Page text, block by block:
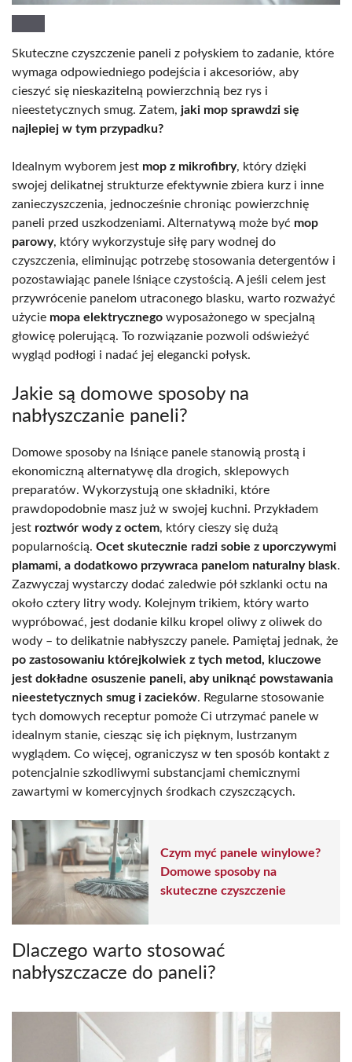
Skuteczne czyszczenie paneli z połyskiem to zadanie, które
wymaga odpowiedniego podejścia i akcesoriów, aby
cieszyć się nieskazitelną powierzchnią bez rys i
nieestetycznych smug. Zatem, jaki mop sprawdzi się
najlepiej w tym przypadku?
Idealnym wyborem jest mop z mikrofibry, który dzięki
swojej delikatnej strukturze efektywnie zbiera kurz i inne
zanieczyszczenia, jednocześnie chroniąc powierzchnię
paneli przed uszkodzeniami. Alternatywą może być mop
parowy, który wykorzystuje siłę pary wodnej do
czyszczenia, eliminując potrzebę stosowania detergentów i
pozostawiając panele lśniące czystością. A jeśli celem jest
przywrócenie panelom utraconego blasku, warto rozważyć
użycie mopa elektrycznego wyposażonego w specjalną
głowicę polerującą. To rozwiązanie pozwoli odświeżyć
wygląd podłogi i nadać jej elegancki połysk.
Jakie są domowe sposoby na
nabłyszczanie paneli?
Domowe sposoby na lśniące panele stanowią prostą i
ekonomiczną alternatywę dla drogich, sklepowych
preparatów. Wykorzystują one składniki, które
prawdopodobnie masz już w swojej kuchni. Przykładem
jest roztwór wody z octem, który cieszy się dużą
popularnością. Ocet skutecznie radzi sobie z uporczywymi
plamami, a dodatkowo przywraca panelom naturalny blask.
Zazwyczaj wystarczy dodać zaledwie pół szklanki octu na
około cztery litry wody. Kolejnym trikiem, który warto
wypróbować, jest dodanie kilku kropel oliwy z oliwek do
wody – to delikatnie nabłyszczy panele. Pamiętaj jednak, że
po zastosowaniu którejkolwiek z tych metod, kluczowe
jest dokładne osuszenie paneli, aby uniknąć powstawania
nieestetycznych smug i zacieków. Regularne stosowanie
tych domowych receptur pomoże Ci utrzymać panele w
idealnym stanie, ciesząc się ich pięknym, lustrzanym
wyglądem. Co więcej, ograniczysz w ten sposób kontakt z
potencjalnie szkodliwymi substancjami chemicznymi
zawartymi w komercyjnych środkach czyszczących.
Czym myć panele winylowe?
Domowe sposoby na
skuteczne czyszczenie
Dlaczego warto stosować
nabłyszczacze do paneli?